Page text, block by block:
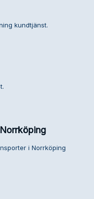
kundtjänst.
i Norrköping